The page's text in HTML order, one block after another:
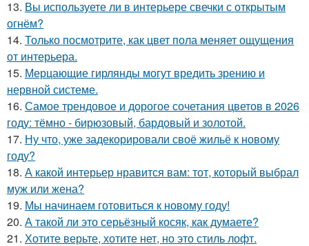
13. Вы используете ли в интерьере свечки с открытым
огнём?
14. Только посмотрите, как цвет пола меняет ощущения
от интерьера.
15. Мерцающие гирлянды могут вредить зрению и
нервной системе.
16. Самое трендовое и дорогое сочетания цветов в 2026
году: тёмно - бирюзовый, бардовый и золотой.
17. Ну что, уже задекорировали своё жильё к новому
году?
18. А какой интерьер нравится вам: тот, который выбрал
муж или жена?
19. Мы начинаем готовиться к новому году!
20. А такой ли это серьёзный косяк, как думаете?
21. Хотите верьте, хотите нет, но это стиль лофт.